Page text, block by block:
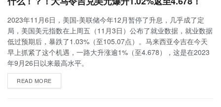
2023年11月6日，美国-美联储今年12月暂停了升息，几乎成了定
局，美国美元指数在上周五（11月3日）公布了就业数据，就业数据
低过预期后，暴跌了1.03%（至105.07点）。马来西亚令吉在今天
早上抓紧了这个机遇，一路大升涨逾1%（至4.678），这是在2023
年9月26日以来最高水平。
READ MORE